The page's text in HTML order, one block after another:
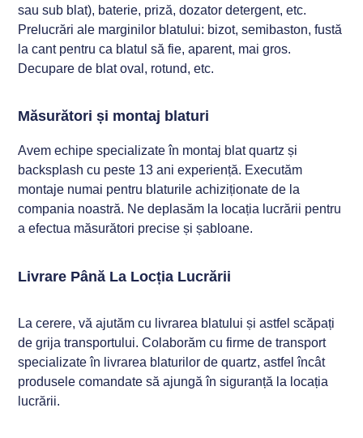
sau sub blat), baterie, priză, dozator detergent, etc.
Prelucrări ale marginilor blatului: bizot, semibaston, fustă
la cant pentru ca blatul să fie, aparent, mai gros.
Decupare de blat oval, rotund, etc.
Măsurători și montaj blaturi
Avem echipe specializate în montaj blat quartz și
backsplash cu peste 13 ani experiență. Executăm
montaje numai pentru blaturile achiziționate de la
compania noastră. Ne deplasăm la locația lucrării pentru
a efectua măsurători precise și șabloane.
Livrare Până La Locția Lucrării
La cerere, vă ajutăm cu livrarea blatului și astfel scăpați
de grija transportului. Colaborăm cu firme de transport
specializate în livrarea blaturilor de quartz, astfel încât
produsele comandate să ajungă în siguranță la locația
lucrării.